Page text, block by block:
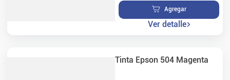
Agregar
Ver detalle
Tinta Epson 504 Magenta